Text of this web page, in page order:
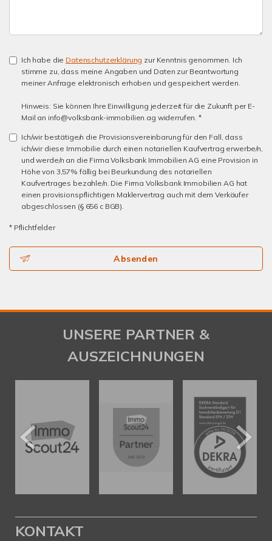
Ich habe die Datenschutzerklärung zur Kenntnis genommen. Ich
stimme zu, dass meine Angaben und Daten zur Beantwortung
meiner Anfrage elektronisch erhoben und gespeichert werden.
Hinweis: Sie können Ihre Einwilligung jederzeit für die Zukunft per E-
Mail an info@volksbank-immobilien.ag widerrufen. *
Ich/wir bestätige/n die Provisionsvereinbarung für den Fall, dass
ich/wir diese Immobilie durch einen notariellen Kaufvertrag erwerbe/n,
und werde/n an die Firma Volksbank Immobilien AG eine Provision in
Höhe von 3,57% fällig bei Beurkundung des notariellen
Kaufvertrages bezahle/n. Die Firma Volksbank Immobilien AG hat
einen provisionspflichtigen Maklervertrag auch mit dem Verkäufer
abgeschlossen (§ 656 c BGB).
* Pflichtfelder
Absenden
UNSERE PARTNER &
AUSZEICHNUNGEN
KONTAKT